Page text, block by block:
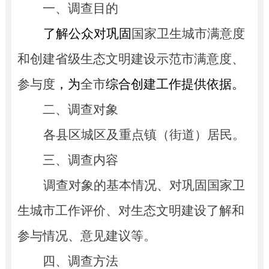
一、 调查目的
了解公众对巩固 国家卫生城市满意度
和创建省级生态文明建设示范市满意度、
参与度 ， 为全市综合创建工作提供依据。
二、 调查对象
各县区城区及重点镇（街道）居民。
三、 调查内容
调查对象的基本情况、对巩固国家卫
生城市工作评价、对生态文明建设了解和
参与情况、意见建议等。
四、 调查方法